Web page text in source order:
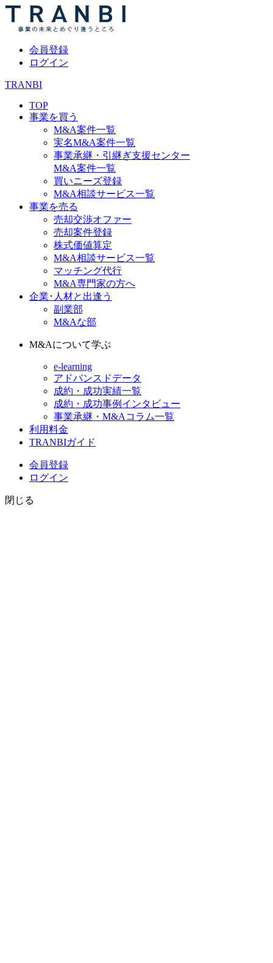
会員登録
ログイン
TRANBI
TOP
事業を買う
M&A案件一覧
実名M&A案件一覧
事業承継・引継ぎ支援センター
M&A案件一覧
買いニーズ登録
M&A相談サービス一覧
事業を売る
売却交渉オファー
売却案件登録
株式価値算定
M&A相談サービス一覧
マッチング代行
M&A専門家の方へ
企業･人材と出逢う
副業部
M&Aな部
M&Aについて学ぶ
e-learning
アドバンスドデータ
成約・成功実績一覧
成約・成功事例インタビュー
事業承継・M&Aコラム一覧
利用料金
TRANBIガイド
会員登録
ログイン
閉じる